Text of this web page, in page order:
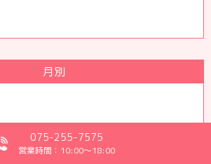
月別
075-255-7575
営業時間：10:00～18:00